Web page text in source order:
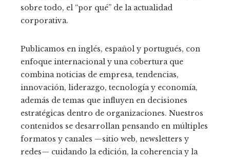
sobre todo, el “por qué” de la actualidad
corporativa.
Publicamos en inglés, español y portugués, con
enfoque internacional y una cobertura que
combina noticias de empresa, tendencias,
innovación, liderazgo, tecnología y economía,
además de temas que influyen en decisiones
estratégicas dentro de organizaciones. Nuestros
contenidos se desarrollan pensando en múltiples
formatos y canales —sitio web, newsletters y
redes— cuidando la edición, la coherencia y la